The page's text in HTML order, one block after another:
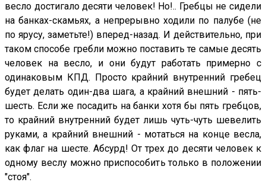
весло достигало десяти человек! Но!.. Гребцы не сидели
на банках-скамьях, а непрерывно ходили по палубе (не
по ярусу, заметьте!) вперед-назад. И действительно, при
таком способе гребли можно поставить те самые десять
человек на весло, и они будут работать примерно с
одинаковым КПД. Просто крайний внутренний гребец
будет делать один-два шага, а крайний внешний - пять-
шесть. Если же посадить на банки хотя бы пять гребцов,
то крайний внутренний будет лишь чуть-чуть шевелить
руками, а крайний внешний - мотаться на конце весла,
как флаг на шесте. Абсурд! От трех до десяти человек к
одному веслу можно приспособить только в положении
"стоя".